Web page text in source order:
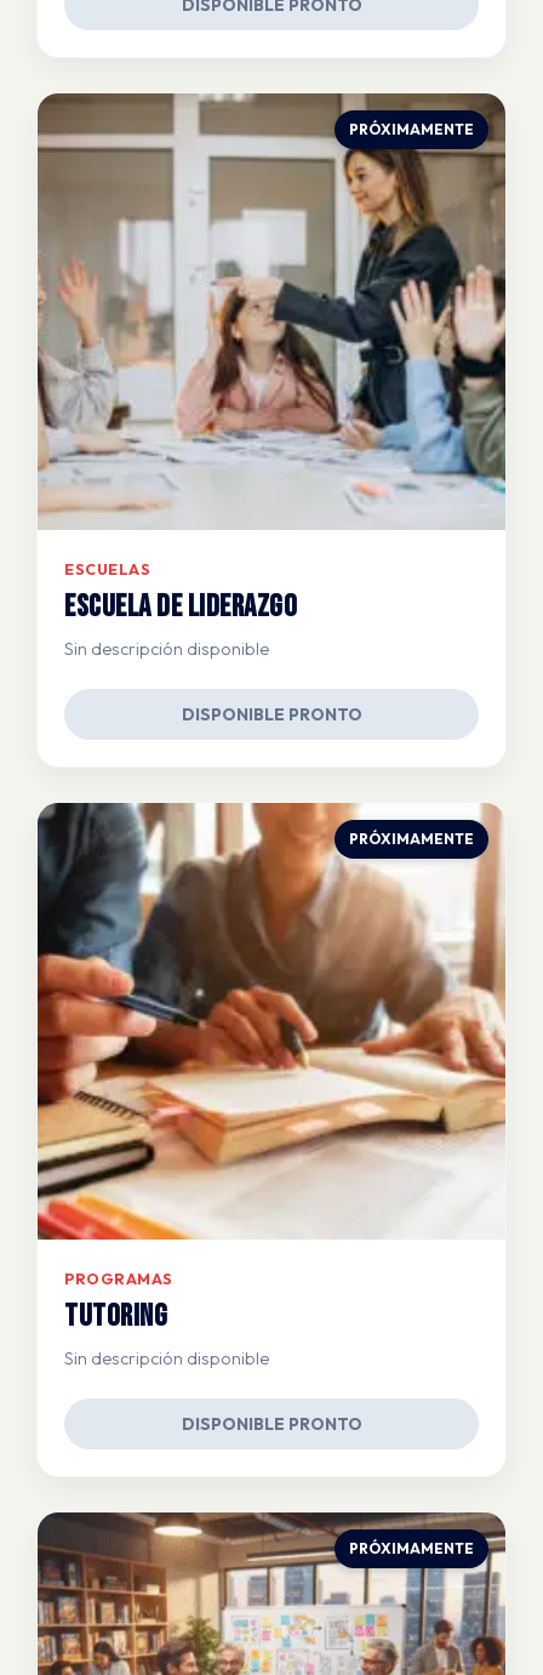
DISPONIBLE PRONTO
PRÓXIMAMENTE
ESCUELAS
Escuela de Liderazgo
Sin descripción disponible
DISPONIBLE PRONTO
PRÓXIMAMENTE
PROGRAMAS
Tutoring
Sin descripción disponible
DISPONIBLE PRONTO
PRÓXIMAMENTE